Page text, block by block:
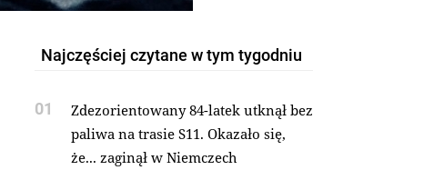
Najczęściej czytane w tym tygodniu
01
Zdezorientowany 84-latek utknął bez
paliwa na trasie S11. Okazało się,
że... zaginął w Niemczech